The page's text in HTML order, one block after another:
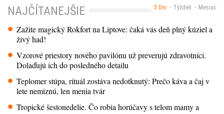
3 Dni Týždeň Mesiac
NAJČÍTANEJŠIE
Zažite magický Rokfort na Liptove: čaká vás deň plný kúziel a
živý had!
Vzorové priestory nového pavilónu už preverujú zdravotníci.
Dolaďujú ich do posledného detailu
Teplomer stúpa, rituál zostáva nedotknutý: Prečo káva a čaj v
lete nemiznú, len menia tvár
Tropické šestonedelie. Čo robia horúčavy s telom mamy a